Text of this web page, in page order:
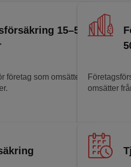
15–50
företag som omsätter
omsätter